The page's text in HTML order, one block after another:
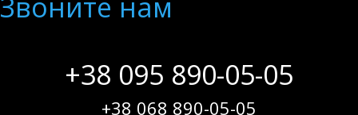
+38 095 890-05-05
+38 068 890-05-05